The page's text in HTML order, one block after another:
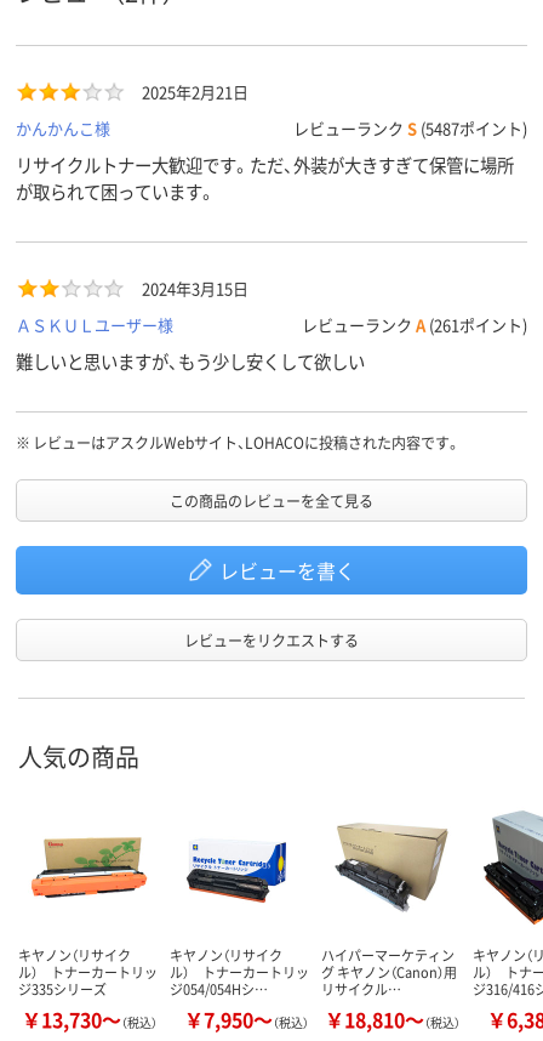
2025年2月21日
かんかんこ様
レビューランク S (5487ポイント)
リサイクルトナー大歓迎です。ただ、外装が大きすぎて保管に場所
が取られて困っています。
2024年3月15日
ＡＳＫＵＬユーザー様
レビューランク A (261ポイント)
難しいと思いますが、もう少し安くして欲しい
※ レビューはアスクルWebサイト、LOHACOに投稿された内容です。
この商品のレビューを全て見る
レビューを書く
レビューをリクエストする
人気の商品
キヤノン（リサイク
ル） トナーカートリッ
ジ335シリーズ
￥13,730～（税込）
キヤノン（リサイク
ル） トナーカートリッ
ジ054/054Hシ…
￥7,950～（税込）
ハイパーマーケティン
グ キヤノン（Canon）用
リサイクル…
￥18,810～（税込）
キヤノン（
ル） トナ
ジ316/416
￥